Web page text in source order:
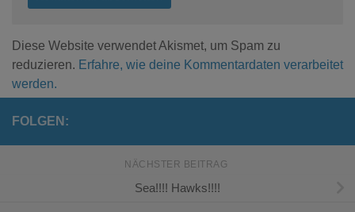
Diese Website verwendet Akismet, um Spam zu
reduzieren. Erfahre, wie deine Kommentardaten verarbeitet
werden.
FOLGEN:
NÄCHSTER BEITRAG
Sea!!!! Hawks!!!!